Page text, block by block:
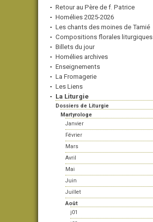
Retour au Père de f. Patrice
Homélies 2025-2026
Les chants des moines de Tamié
Compositions florales liturgiques
Billets du jour
Homélies archives
Enseignements
La Fromagerie
Les Liens
La Liturgie
Dossiers de Liturgie
Martyrologe
Janvier
Février
Mars
Avril
Mai
Juin
Juillet
Août
j01